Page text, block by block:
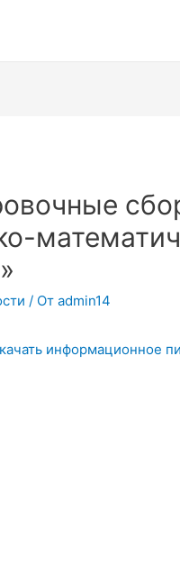
/ От admin14
информационное